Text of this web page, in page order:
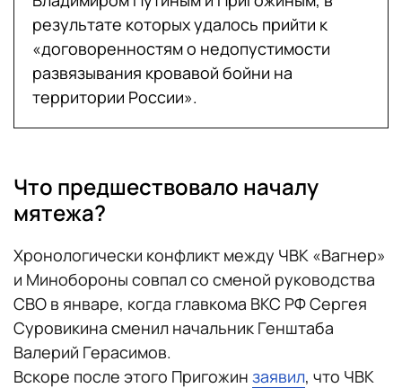
результате которых удалось прийти к
«договоренностям о недопустимости
развязывания кровавой бойни на
территории России».
Что предшествовало началу
мятежа?
Хронологически конфликт между ЧВК «Вагнер»
и Минобороны совпал со сменой руководства
СВО в январе, когда главкома ВКС РФ Сергея
Суровикина сменил начальник Генштаба
Валерий Герасимов.
Вскоре после этого Пригожин заявил, что ЧВК